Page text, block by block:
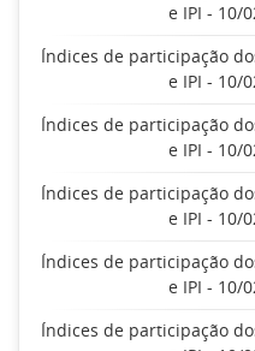
e IPI - 10/
Índices de participação
e IPI - 10/
Índices de participação
e IPI - 10/
Índices de participação
e IPI - 10/
Índices de participação
e IPI - 10/
Índices de participação